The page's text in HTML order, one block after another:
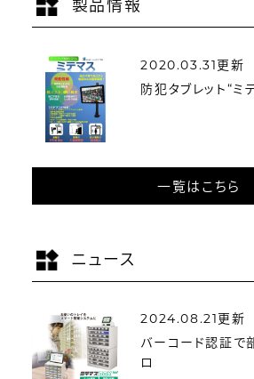
製品情報
2020.03.31更新
防犯タブレット“ミ
一覧はこちら
ニュース
2024.08.21更新
バーコード認証で
ロ